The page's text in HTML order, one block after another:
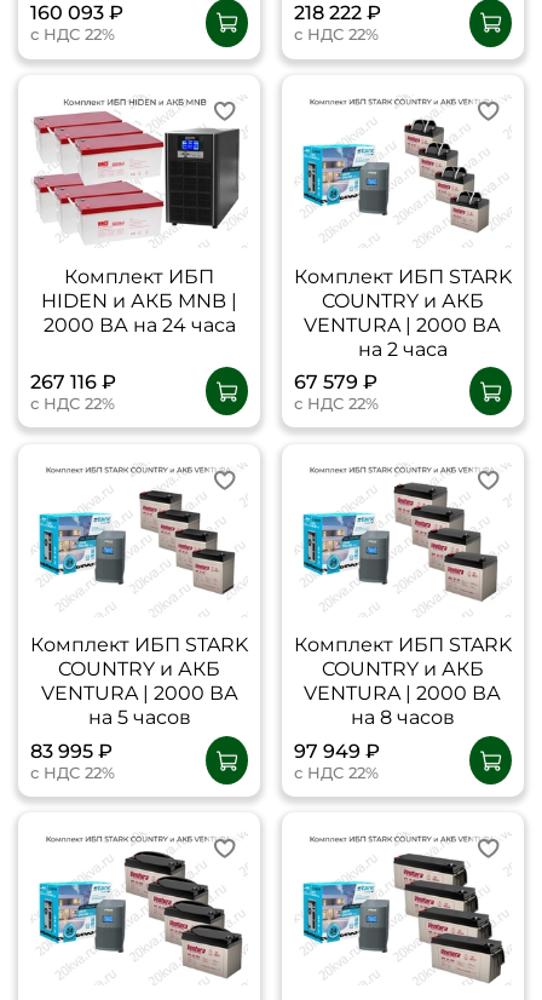
160 093 ₽
с НДС 22%
218 222 ₽
с НДС 22%
Комплект ИБП
HIDEN и АКБ MNB |
2000 ВА на 24 часа
267 116 ₽
с НДС 22%
Комплект ИБП STARK
COUNTRY и АКБ
VENTURA | 2000 ВА
на 2 часа
67 579 ₽
с НДС 22%
Комплект ИБП STARK
COUNTRY и АКБ
VENTURA | 2000 ВА
на 5 часов
83 995 ₽
с НДС 22%
Комплект ИБП STARK
COUNTRY и АКБ
VENTURA | 2000 ВА
на 8 часов
97 949 ₽
с НДС 22%